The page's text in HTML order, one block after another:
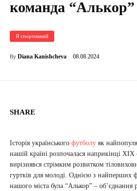
команда “Алькор”
Я спортивний
By Diana Kanishcheva 08.08.2024
SHARE
Історія українського футболу як
нашій країні розпочалася наприкінці
вирізнявся стрімким розвитком
гуртків для молоді. Однією з найперших
нашого міста була “Алькор” – об’єднання